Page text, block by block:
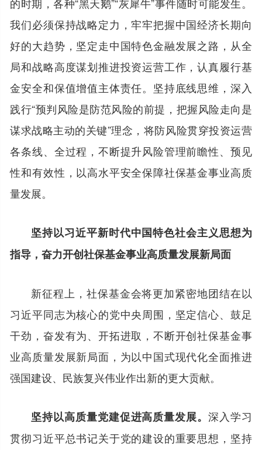
我们必须保持战略定力，牢牢把握中国经济长期向
好的大趋势，坚定走中国特色金融发展之路，从全
局和战略高度谋划推进投资运营工作，认真履行基
金安全和保值增值主体责任。坚持底线思维，深入
践行“预判风险是防范风险的前提，把握风险走向是
谋求战略主动的关键”理念，将防风险贯穿投资运营
各条线、全过程，不断提升风险管理前瞻性、预见
性和有效性，以高水平安全保障社保基金事业高质
量发展。
坚持以习近平新时代中国特色社会主义思想为
指导，奋力开创社保基金事业高质量发展新局面
新征程上，社保基金会将更加紧密地团结在以
习近平同志为核心的党中央周围，坚定信心、鼓足
干劲，奋发有为、开拓进取，不断开创社保基金事
业高质量发展新局面，为以中国式现代化全面推进
强国建设、民族复兴伟业作出新的更大贡献。
坚持以高质量党建促进高质量发展。 深入学习
贯彻习近平总书记关于党的建设的重要思想，坚持